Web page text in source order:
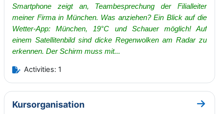
Smartphone zeigt an, Teambesprechung der Filialleiter
meiner Firma in München. Was anziehen? Ein Blick auf die
Wetter-App:München, 19°C und Schauer möglich! Auf
einem Satellitenbild sind dicke Regenwolken am Radar zu
erkennen. Der Schirm muss mit...
Activities: 1
Kursorganisation Go